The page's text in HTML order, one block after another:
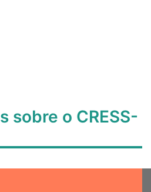
sobre o CRESS-